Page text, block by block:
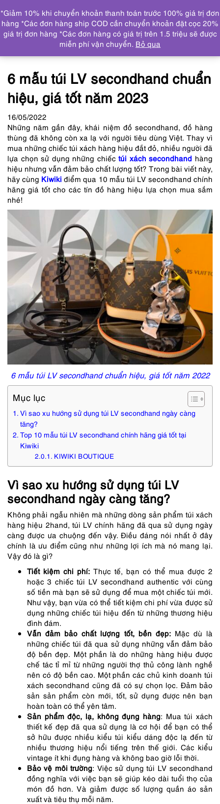
DANH MỤC
Trang chủ Tin tức
6 mẫu túi LV secondhand chuẩn
hiệu, giá tốt năm 2023
6 mẫu túi LV secondhand chuẩn
hiệu, giá tốt năm 2023
16/05/2022
Những năm gần đây, khái niệm đồ secondhand, đồ hàng
thùng đã không còn xa lạ với người tiêu dùng Việt. Thay vì
mua những chiếc túi xách hàng hiệu đắt đỏ, nhiều người đã
lựa chọn sử dụng những chiếctúi xách secondhand hàng
hiệu nhưng vẫn đảm bảo chất lượng tốt? Trong bài viết này,
hãy cùng Kiwiki điểm qua 10 mẫu túi LV secondhand chính
hãng giá tốt cho các tín đồ hàng hiệu lựa chọn mua sắm
nhé!
6 mẫu túi LV secondhand chuẩn hiệu, giá tốt năm 2022
Mục lục
Vì sao xu hướng sử dụng túi LV secondhand ngày càng
tăng?
Top 10 mẫu túi LV secondhand chính hãng giá tốt tại
Kiwiki
KIWIKI BOUTIQUE
Vì sao xu hướng sử dụng túi LV
secondhand ngày càng tăng?
Không phải ngẫu nhiên mà những dòng sản phẩm túi xách
hàng hiệu 2hand, túi LV chính hãng đã qua sử dụng ngày
càng được ưa chuộng đến vậy. Điều đáng nói nhất ở đây
chính là ưu điểm cũng như những lợi ích mà nó mang lại.
Vậy đó là gì?
Tiết kiệm chi phí: Thực tế, bạn có thể mua được 2
hoặc 3 chiếc túi LV secondhand authentic với cùng
số tiền mà bạn sẽ sử dụng để mua một chiếc túi mới.
Như vậy, bạn vừa có thể tiết kiệm chi phí vừa được sử
dụng những chiếc túi hiệu đến từ những thương hiệu
đình đám.
Vẫn đảm bảo chất lượng tốt, bền đẹp:Mặc dù là
những chiếc túi đã qua sử dụng những vẫn đảm bảo
độ bền đẹp. Một phần là do những hàng hiệu được
chế tác tỉ mỉ từ những người thợ thủ công lành nghề
nên có độ bền cao. Một phần các chủ kinh doanh túi
xách secondhand cũng đã có sự chọn lọc. Đảm bảo
sản sản phẩm còn mới, tốt, sử dụng được nên bạn
hoàn toàn có thể yên tâm.
Sản phẩm độc, lạ, không đụng hàng: Mua túi xách
thiết kế đẹp đã qua sử dụng là cơ hội để bạn có thể
sở hữu được nhiều kiểu túi kiểu dáng độc lạ đến từ
nhiều thương hiệu nổi tiếng trên thế giới. Các kiểu
vintage ít khi đụng hàng và không bao giờ lỗi thời.
Bảo vệ môi trường: Việc sử dụng túi LV secondhand
đồng nghĩa với việc bạn sẽ giúp kéo dài tuổi thọ của
món đồ hơn. Và giảm được số lượng quần áo sản
xuất và tiêu thụ mỗi năm.
*Giảm 10% khi chuyển khoản thanh toán trước 100% giá trị đơn
hàng *Các đơn hàng ship COD cần chuyển khoản đặt cọc 20%
giá trị đơn hàng *Các đơn hàng có giá trị trên 1.5 triệu sẽ được
miễn phí vận chuyển. Bỏ qua